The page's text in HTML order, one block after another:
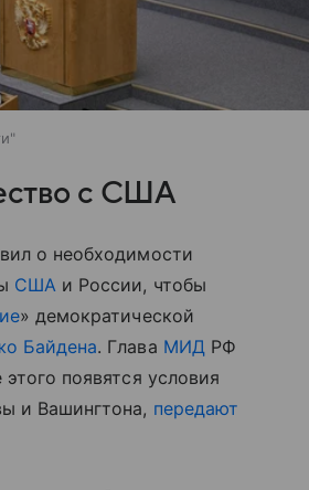
с США
о необходимости
США и России, чтобы
» демократической
Байдена. Глава МИД РФ
появятся условия
и Вашингтона, передают